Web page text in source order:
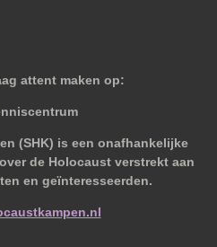
attent maken op:
(SHK) is een onafhankelijke
de Holocaust verstrekt aan
en geïnteresseerden.